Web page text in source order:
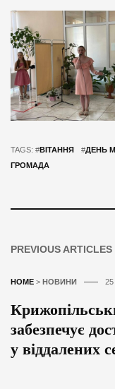
TAGS: #ВІТАННЯ #ДЕНЬ
ГРОМАДА
PREVIOUS ARTICLES
HOME > НОВИНИ
забезпечує
у віддалених